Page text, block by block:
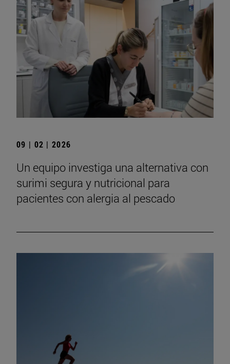
09 | 02 | 2026
Un equipo investiga una alternativa con
surimi segura y nutricional para
pacientes con alergia al pescado